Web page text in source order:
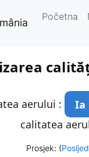
Početna
aerului : Ia
calitatea
Prosjek: (